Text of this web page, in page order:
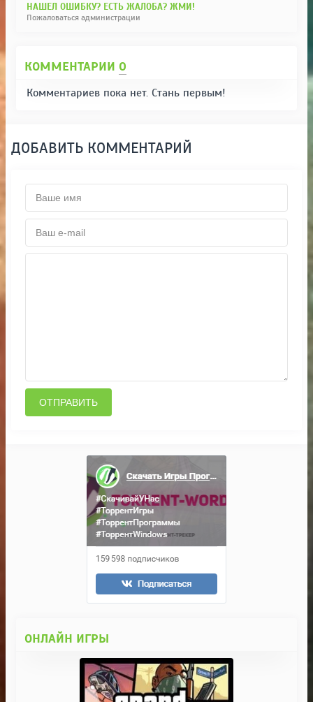
НАШЕЛ ОШИБКУ? ЕСТЬ ЖАЛОБА? ЖМИ!
Пожаловаться администрации
КОММЕНТАРИИ 0
Комментариев пока нет. Стань первым!
ДОБАВИТЬ КОММЕНТАРИЙ
ОТПРАВИТЬ
ОНЛАЙН ИГРЫ